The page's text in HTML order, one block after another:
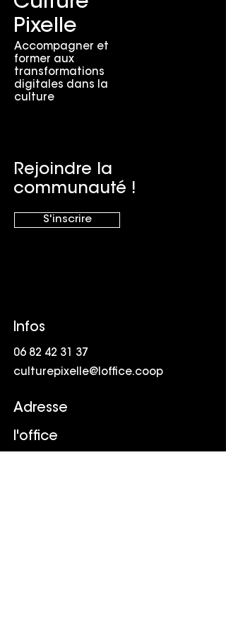
Pixelle
Accompagner et
former aux
transformations
digitales dans la
culture
Rejoindre la
communauté !
S'inscrire
Infos
06 82 42 31 37
culturepixelle@loffice.coop
Adresse
l'office